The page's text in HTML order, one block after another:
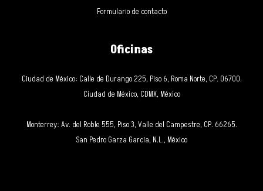
Formulario de contacto
Oficinas
Ciudad de México: Calle de Durango 225, Piso 6, Roma Norte, CP. 06700.
Ciudad de México, CDMX, México
Monterrey: Av. del Roble 555, Piso 3, Valle del Campestre, CP. 66265.
San Pedro Garza García, N.L., México